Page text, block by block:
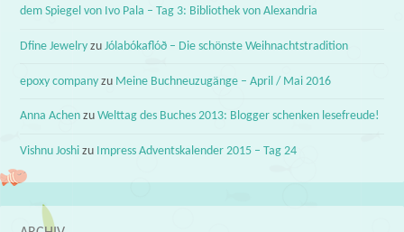
dem Spiegel von Ivo Pala – Tag 3: Bibliothek von Alexandria
Dfine Jewelry zuJólabókaflóð – Die schönste Weihnachtstradition
epoxy company zu Meine Buchneuzugänge – April / Mai 2016
Anna Achen zuWelttag des Buches 2013: Blogger schenken lesefreude!
Vishnu Joshi zu Impress Adventskalender 2015 – Tag 24